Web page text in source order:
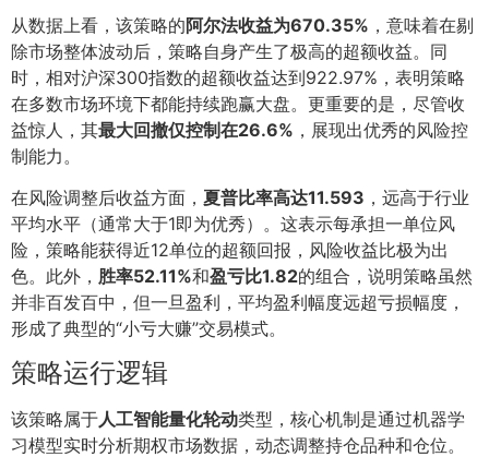
从数据上看，该策略的阿尔法收益为670.35% ，意味着在剔
除市场整体波动后，策略自身产生了极高的超额收益。同
时，相对沪深300指数的超额收益达到922.97%，表明策略
在多数市场环境下都能持续跑赢大盘。更重要的是，尽管收
益惊人，其最大回撤仅控制在26.6% ，展现出优秀的风险控
制能力。
在风险调整后收益方面， 夏普比率高达11.593 ，远高于行业
平均水平（通常大于1即为优秀）。这表示每承担一单位风
险，策略能获得近12单位的超额回报，风险收益比极为出
色。此外， 胜率52.11%和盈亏比1.82的组合，说明策略虽然
并非百发百中，但一旦盈利，平均盈利幅度远超亏损幅度，
形成了典型的“小亏大赚”交易模式。
策略运行逻辑
该策略属于人工智能量化轮动类型，核心机制是通过机器学
习模型实时分析期权市场数据，动态调整持仓品种和仓位。